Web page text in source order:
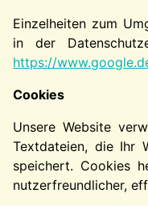
Einzelheiten zum
in der
https://
Cookies
Unsere Website
Textdateien, die Ihr
speichert. Cookies
nutzerfreundlicher,